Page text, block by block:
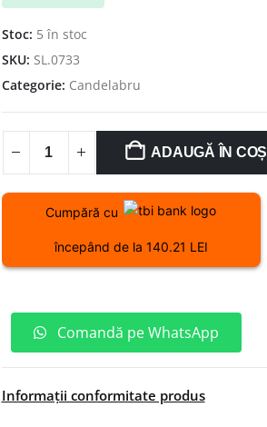
Stoc: 5 în stoc
SKU: SL.0733
Categorie: Candelabru
ADAUGĂ ÎN COȘ
Cumpără cu
începând de la 140.21 LEI
Comandă pe WhatsApp
Informații conformitate produs